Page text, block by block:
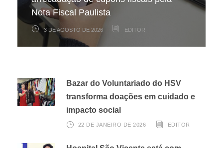
Nota Fiscal Paulista
3 DE AGOSTO DE 2026 EDITOR
Vicente
22 DE JULHO DE 2026 EDITOR
mesma
17 DE JULHO DE 2026 EDITOR
Bazar do Voluntariado do HSV
transforma doações em cuidado e
impacto social
22 DE JANEIRO DE 2026 EDITOR